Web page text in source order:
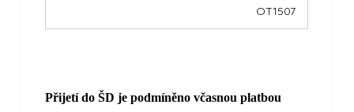
OT1507
Přijetí do ŠD je podmíněno včasnou platbou